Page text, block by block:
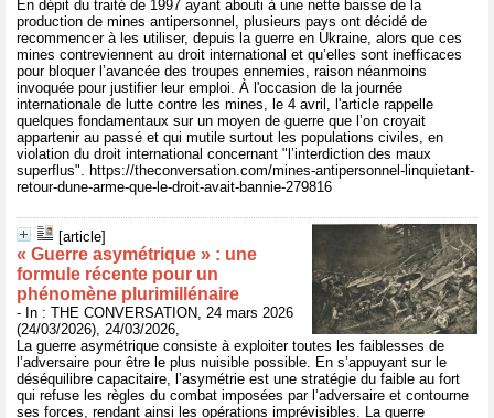
En dépit du traité de 1997 ayant abouti à une nette baisse de la
production de mines antipersonnel, plusieurs pays ont décidé de
recommencer à les utiliser, depuis la guerre en Ukraine, alors que ces
mines contreviennent au droit international et qu’elles sont inefficaces
pour bloquer l’avancée des troupes ennemies, raison néanmoins
invoquée pour justifier leur emploi. À l'occasion de la journée
internationale de lutte contre les mines, le 4 avril, l'article rappelle
quelques fondamentaux sur un moyen de guerre que l’on croyait
appartenir au passé et qui mutile surtout les populations civiles, en
violation du droit international concernant "l’interdiction des maux
superflus". https://theconversation.com/mines-antipersonnel-linquietant-
retour-dune-arme-que-le-droit-avait-bannie-279816
[article]
« Guerre asymétrique » : une
formule récente pour un
phénomène plurimillénaire
- In : THE CONVERSATION, 24 mars 2026
(24/03/2026), 24/03/2026,
La guerre asymétrique consiste à exploiter toutes les faiblesses de
l’adversaire pour être le plus nuisible possible. En s’appuyant sur le
déséquilibre capacitaire, l’asymétrie est une stratégie du faible au fort
qui refuse les règles du combat imposées par l’adversaire et contourne
ses forces, rendant ainsi les opérations imprévisibles. La guerre